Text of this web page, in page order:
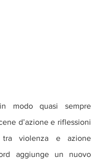
modo quasi sempre
d’azione e riflessioni
tra violenza e azione
aggiunge un nuovo